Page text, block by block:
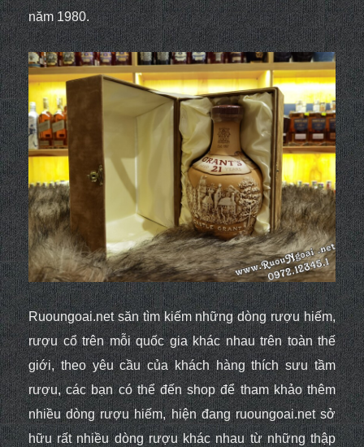
năm 1980.
Ruoungoai.net săn tìm kiếm những dòng rượu hiếm,
rượu cổ trên mỗi quốc gia khác nhau trên toàn thế
giới, theo yêu cầu của khách hàng thích sưu tầm
rượu, các bạn có thể đến shop để tham khảo thêm
nhiều dòng rượu hiếm, hiện đang ruoungoai.net sở
hữu rất nhiều dòng rượu khác nhau từ những thập